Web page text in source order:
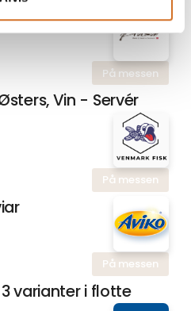
På messen
Vin - Servér
På messen
På messen
varianter i flotte